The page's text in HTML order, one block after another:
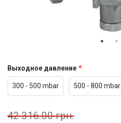
Выходное давление
300 - 500 mbar 500 - 800 mbar
42 316.00 грн.